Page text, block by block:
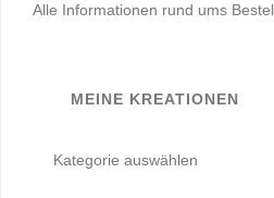
Alle Informationen rund ums
MEINE KREATIONEN